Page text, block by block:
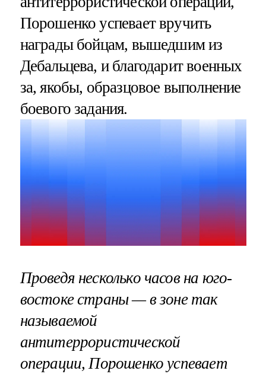
Порошенко успевает вручить
награды бойцам, вышедшим из
Дебальцева, и благодарит военных
за, якобы, образцовое выполнение
боевого задания.
Проведя несколько часов на юго-
востоке страны — в зоне так
называемой
антитеррористической
операции, Порошенко успевает